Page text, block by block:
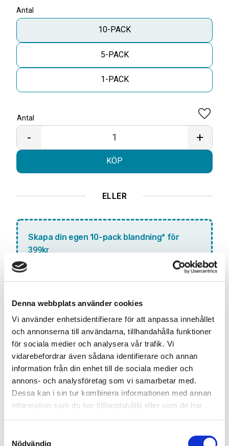
Denna webbplats använder cookies
Vi använder enhetsidentifierare för att anpassa innehållet
och annonserna till användarna, tillhandahålla funktioner
för sociala medier och analysera vår trafik. Vi
vidarebefordrar även sådana identifierare och annan
information från din enhet till de sociala medier och
annons- och analysföretag som vi samarbetar med.
Dessa kan i sin tur kombinera informationen med annan
information som du har tillhandahållit eller som de har
Nödvändig
Antal
10-PACK
5-PACK
1-PACK
Antal
+
-
KÖP
Lägg
ELLER
Skapa din egen 10-pack blandning* för
399kr
Lägg till denna smak i din anpassade blandning. Välj 10
Antal:
LÄGG TILL DOSA I
*Gäller endastALL WHITEdosor
Snabba leveranser med PostNord